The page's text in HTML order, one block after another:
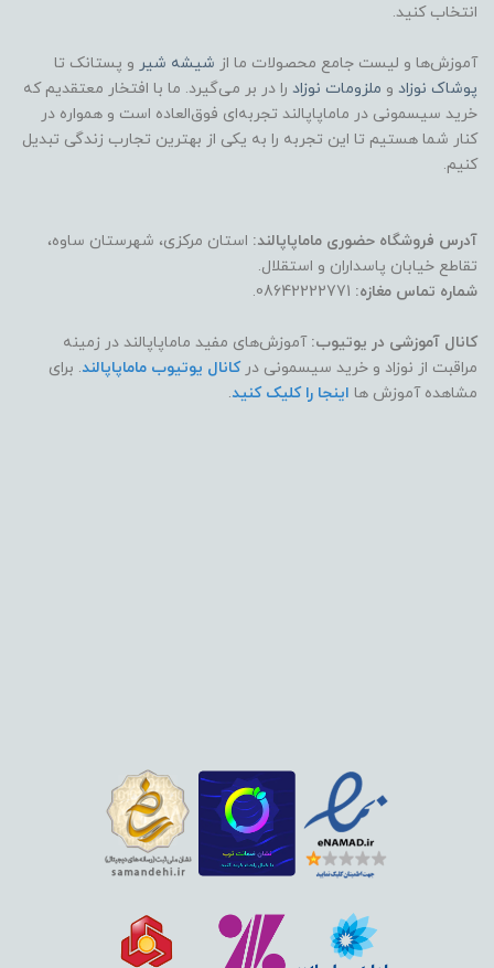
انتخاب کنید.
آموزش‌ها و لیست جامع محصولات ما از شیشه شیر و پستانک تا
پوشاک نوزاد و ملزومات نوزاد را در بر می‌گیرد. ما با افتخار معتقدیم که
خرید سیسمونی در ماماپاپالند تجربه‌ای فوق‌العاده است و همواره در
کنار شما هستیم تا این تجربه را به یکی از بهترین تجارب زندگی تبدیل
کنیم.
آدرس فروشگاه حضوری ماماپاپالند: استان مرکزی، شهرستان ساوه،
تقاطع خیابان پاسداران و استقلال.
شماره تماس مغازه:
کانال آموزشی در یوتیوب: آموزش‌های مفید ماماپاپالند در زمینه
مراقبت از نوزاد و خرید سیسمونی درکانال یوتیوب ماماپاپالند. برای
مشاهده آموزش ها اینجا را کلیک کنید.